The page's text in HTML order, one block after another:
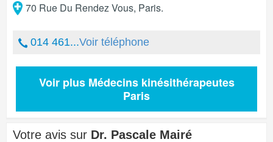
70 Rue Du Rendez Vous, Paris.
014 461...Voir téléphone
Voir plus Médecins kinésithérapeutes
Paris
Votre avis sur Dr. Pascale Mairé